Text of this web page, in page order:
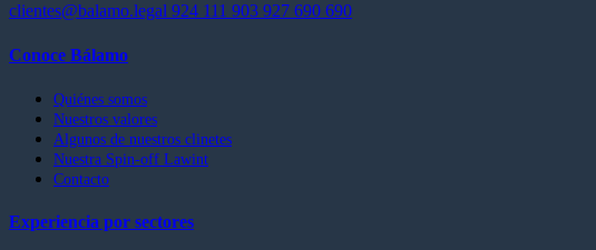
clientes@balamo.legal 924 111 903 927 690 690
Conoce Bálamo
Quiénes somos
Nuestros valores
Algunos de nuestros clinetes
Nuestra Spin-off Lawint
Contacto
Experiencia por sectores